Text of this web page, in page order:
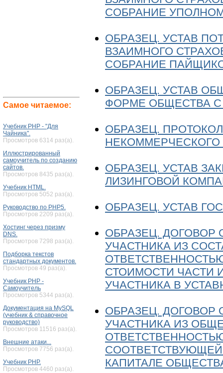
Самое читаемое:
Учебник PHP - "Для
Чайника".
Просмотров 6314 раз(а).
Иллюстрированный
самоучитель по созданию
сайтов.
Просмотров 8435 раз(а).
Учебник HTML.
Просмотров 5052 раз(а).
Руководство по PHP5.
Просмотров 2209 раз(а).
Хостинг через призму
DNS.
Просмотров 7298 раз(а).
Подборка текстов
стандартных документов.
Просмотров 49 раз(а).
Учебник PHP -
Самоучитель
Просмотров 5344 раз(а).
Документация на MySQL
(учебник & справочное
руководство)
Просмотров 11516 раз(а).
Внешние атаки...
Просмотров 7756 раз(а).
Учебник PHP.
Просмотров 4460 раз(а).
СОБРАНИЕ
ОБРАЗЕЦ. УСТАВ
ВЗАИМНОГО
СОБРАНИЕ
ОБРАЗЕЦ. УСТАВ
ФОРМЕ ОБЩЕСТВА
ОБРАЗЕЦ.
ОБРАЗЕЦ. УСТАВ
ЛИЗИНГОВОЙ
ОБРАЗЕЦ. УСТАВ
ОБРАЗЕЦ. ДОГОВОР
УЧАСТНИКА ИЗ
СТОИМОСТИ ЧАСТИ
УЧАСТНИКА В
ОБРАЗЕЦ. ДОГОВОР
УЧАСТНИКА ИЗ
КАПИТАЛЕ